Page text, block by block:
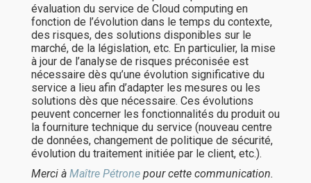
évaluation du service de Cloud computing en
fonction de l’évolution dans le temps du contexte,
des risques, des solutions disponibles sur le
marché, de la législation, etc. En particulier, la mise
à jour de l’analyse de risques préconisée est
nécessaire dès qu’une évolution significative du
service a lieu afin d’adapter les mesures ou les
solutions dès que nécessaire. Ces évolutions
peuvent concerner les fonctionnalités du produit ou
la fourniture technique du service (nouveau centre
de données, changement de politique de sécurité,
évolution du traitement initiée par le client, etc.).
Merci à Maître Pétrone pour cette communication.